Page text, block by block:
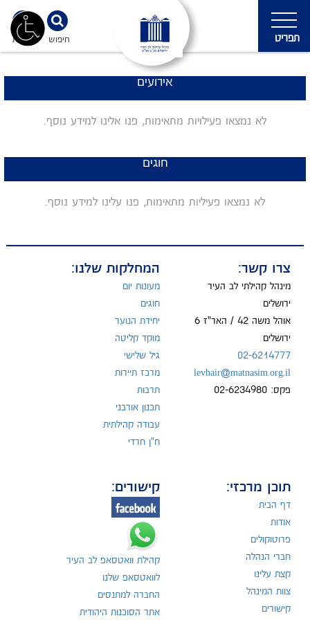
תפריט נגישות חיפוש
אירועים
לא נמצאו פעילויות מתאימות, פנו אלינו למידע נוסף.
חוגים
לא נמצאו פעיליות מתאימות, פנו עלינו למידע נוסף.
צרו קשר:
מינהל קהילתי לב העיר
ירושלים
אוהל משה 42 / האר"ז 6
ירושלים
02-6214777
levhair@matnasim.org.il
פקס: 02-6234980
המחלקות שלנו:
מעונות יום
חוגים
יחידת הנוער
מוקד קליטה
גיל שלישי
מרכז תיירות
תרבות
תכנון אורבני
עבודה קהילתית
ח"ן חרדי
תוכן מרכזי:
דף הבית
אודות
פרוטוקולים
חברי הנהלה
קצת עלינו
צוות המינהל
קישורים
קישורים:
קהילת וואטסאפ לב העיר
לוואטסאפ שלנו
החברה למתנסים
אתר הסוכנות היהודית